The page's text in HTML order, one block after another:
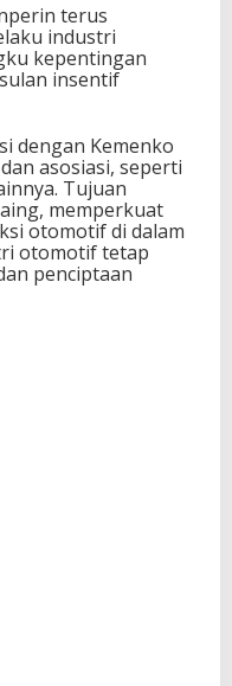
terus
industri
kepentingan
insentif
dengan Kemenko
asosiasi, seperti
Tujuan
memperkuat
otomotif di dalam
otomotif tetap
penciptaan